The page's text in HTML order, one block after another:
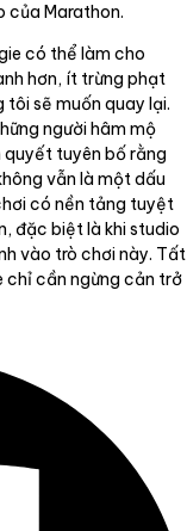
của Marathon.
có thể làm cho
hơn, ít trừng phạt
tôi sẽ muốn quay lại.
người hâm mộ
quyết tuyên bố rằng
vẫn là một dấu
có nền tảng tuyệt
đặc biệt là khi studio
vào trò chơi này. Tất
chỉ cần ngừng cản trở